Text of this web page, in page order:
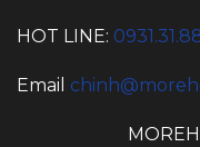
HOT LINE:
Email